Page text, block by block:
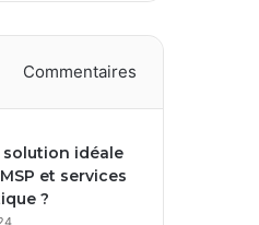
Commentaires
solution idéale
et services
?